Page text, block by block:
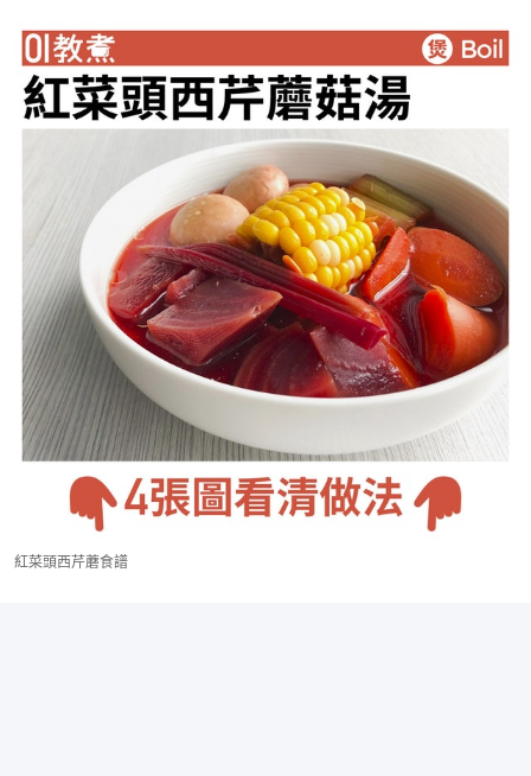
紅菜頭西芹蘑食譜